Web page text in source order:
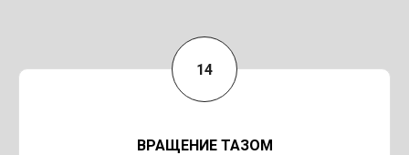
ВРАЩЕНИЕ ТАЗОМ